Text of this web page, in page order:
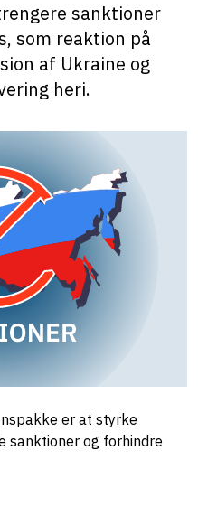
sanktioner
som reaktion på
af Ukraine og
heri.
er at styrke
sanktioner og forhindre